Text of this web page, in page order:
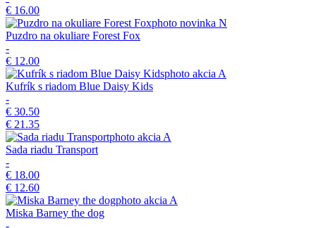
€ 16.00
novinka N
Puzdro na okuliare Forest Fox
-
€ 12.00
akcia A
Kufrík s riadom Blue Daisy Kids
-
€ 30.50
€ 21.35
akcia A
Sada riadu Transport
-
€ 18.00
€ 12.60
akcia A
Miska Barney the dog
-